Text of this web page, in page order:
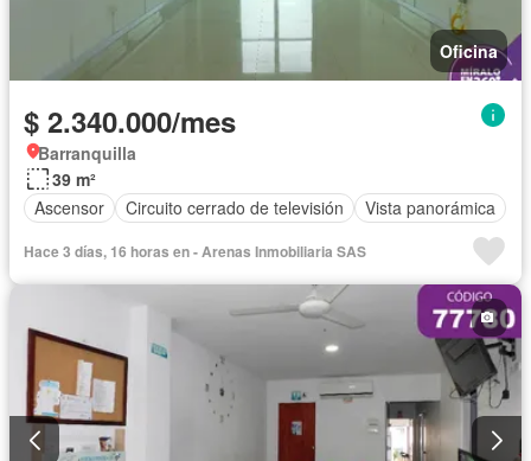
Oficina
$ 2.340.000/mes
Barranquilla
39 m²
Ascensor
Circuito cerrado de televisión Vista panorámica
Hace 3 días, 16 horas en - Arenas Inmobiliaria SAS